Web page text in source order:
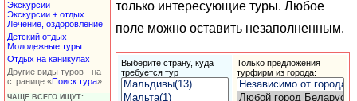
Экскурсии
Экскурсии + отдых
Лечение, оздоровление
Детский отдых
Молодежные туры
Отдых на каникулах
Другие виды туров - на
странице «Поиск тура»
ЧАЩЕ ВСЕГО ИЩУТ:
только интересующие туры. Любое
поле можно оставить незаполненным.
Выберите страну, куда
требуется тур
Только предложения
турфирм из города: